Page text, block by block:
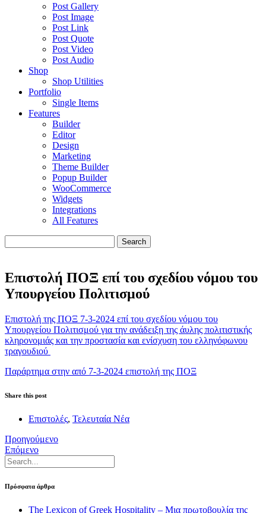
Post Gallery
Post Image
Post Link
Post Quote
Post Video
Post Audio
Shop
Shop Utilities
Portfolio
Single Items
Features
Builder
Editor
Design
Marketing
Theme Builder
Popup Builder
WooCommerce
Widgets
Integrations
All Features
Search
Επιστολή ΠΟΞ επί του σχεδίου νόμου του
Υπουργείου Πολιτισμού
Επιστολή της ΠΟΞ 7-3-2024 επί του σχεδίου νόμου του
Υπουργείου Πολιτισμού για την ανάδειξη της άυλης πολιτιστικής
κληρονομιάς και την προστασία και ενίσχυση του ελληνόφωνου
τραγουδιού
Παράρτημα στην από 7-3-2024 επιστολή της ΠΟΞ
Share this post
Επιστολές, Τελευταία Νέα
Προηγούμενο
Επόμενο
Πρόσφατα άρθρα
The Lexicon of Greek Hospitality – Μια πρωτοβουλία της